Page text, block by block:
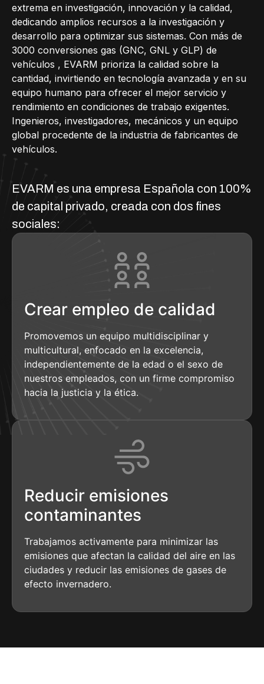
extrema en investigación, innovación y la calidad,
dedicando amplios recursos a la investigación y
desarrollo para optimizar sus sistemas. Con más de
3000 conversiones gas (GNC, GNL y GLP) de
vehículos , EVARM prioriza la calidad sobre la
cantidad, invirtiendo en tecnología avanzada y en su
equipo humano para ofrecer el mejor servicio y
rendimiento en condiciones de trabajo exigentes.
Ingenieros, investigadores, mecánicos y un equipo
global procedente de la industria de fabricantes de
vehículos.
EVARM es una empresa Española con 100%
de capital privado, creada con dos fines
sociales:
Crear empleo de calidad
Promovemos un equipo multidisciplinar y
multicultural, enfocado en la excelencia,
independientemente de la edad o el sexo de
nuestros empleados, con un firme compromiso
hacia la justicia y la ética.
Reducir emisiones
contaminantes
Trabajamos activamente para minimizar las
emisiones que afectan la calidad del aire en las
ciudades y reducir las emisiones de gases de
efecto invernadero.